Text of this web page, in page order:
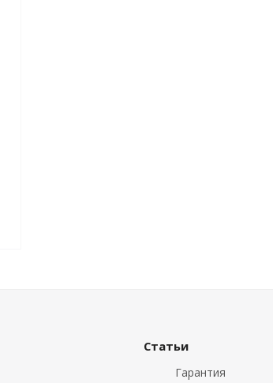
Статьи
Гарантия